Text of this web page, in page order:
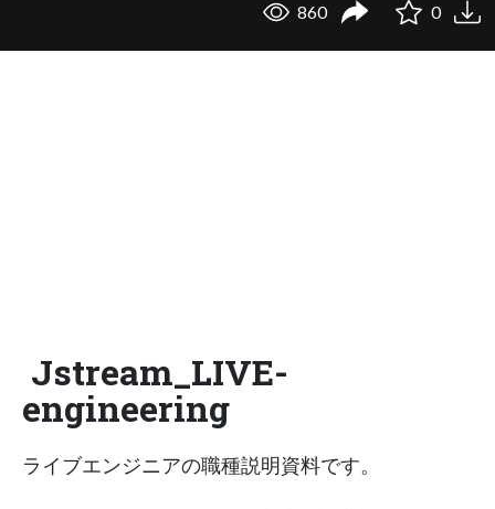
860 0
Jstream_LIVE-
engineering
ライブエンジニアの職種説明資料です。